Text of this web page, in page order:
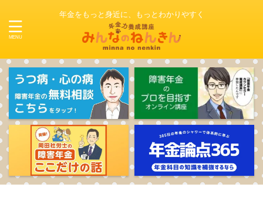
年金をもっと身近に、もっとわかりやすく